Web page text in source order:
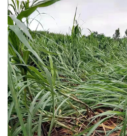
首
页
云
糖